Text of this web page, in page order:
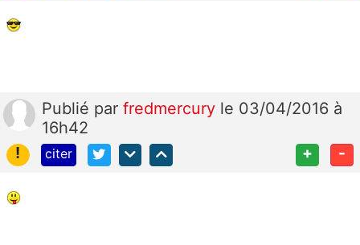
Publié par fredmercury le 03/04/2016 à
16h42
!
citer + -